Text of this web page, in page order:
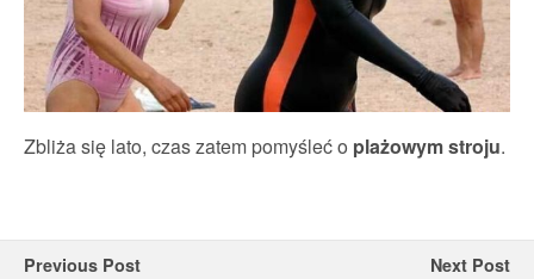
Zbliża się lato, czas zatem pomyśleć o plażowym stroju.
Previous Post Next Post